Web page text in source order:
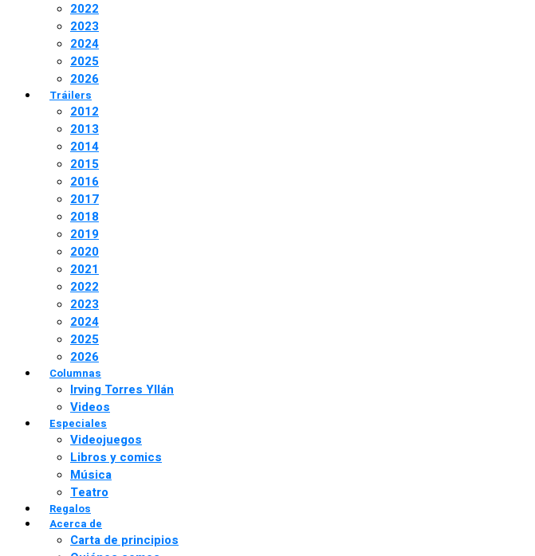
2022
2023
2024
2025
2026
Tráilers
2012
2013
2014
2015
2016
2017
2018
2019
2020
2021
2022
2023
2024
2025
2026
Columnas
Irving Torres Yllán
Videos
Especiales
Videojuegos
Libros y comics
Música
Teatro
Regalos
Acerca de
Carta de principios